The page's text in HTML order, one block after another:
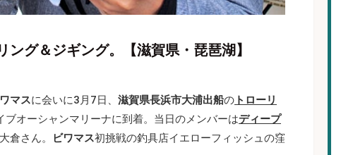
グ＆ジギング。【滋賀県・琵琶湖】
マスに会いに3月7日、 滋賀県長浜市大浦出船の トローリ
オーシャンマリーナに到着。当日のメンバーはディープ
倉さん。
ビワマス初挑戦の釣具店イエローフィッシュの窪